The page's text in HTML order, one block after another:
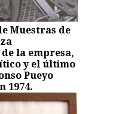
Muestras de
la empresa,
y el último
Pueyo
1974.